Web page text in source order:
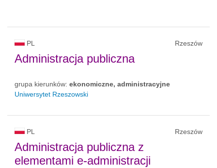
PL Rzeszów
Administracja publiczna
grupa kierunków: ekonomiczne, administracyjne
Uniwersytet Rzeszowski
PL Rzeszów
Administracja publiczna z
elementami e-administracji